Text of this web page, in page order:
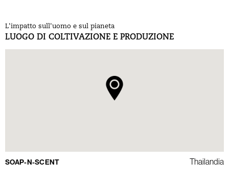
L'impatto sull'uomo e sul pianeta
LUOGO DI COLTIVAZIONE E PRODUZIONE
SOAP-N-SCENT Thailandia